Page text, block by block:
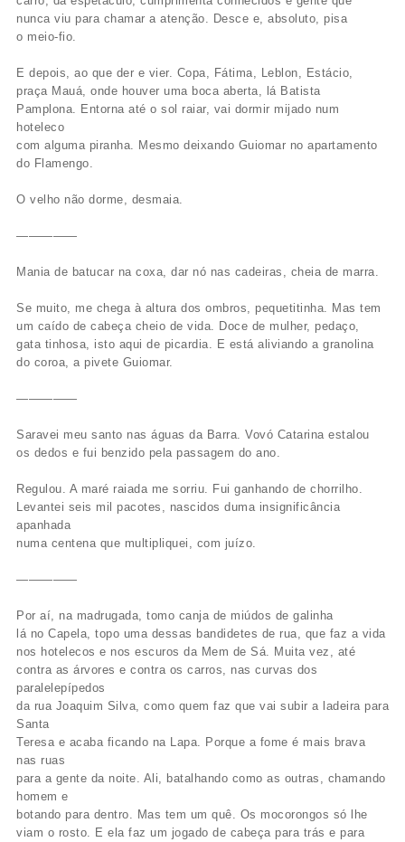
nunca viu para chamar a atenção. Desce e, absoluto, pisa
o meio-fio.
E depois, ao que der e vier. Copa, Fátima, Leblon, Estácio,
praça Mauá, onde houver uma boca aberta, lá Batista
Pamplona. Entorna até o sol raiar, vai dormir mijado num
hoteleco
com alguma piranha. Mesmo deixando Guiomar no apartamento
do Flamengo.
O velho não dorme, desmaia.
—————
Mania de batucar na coxa, dar nó nas cadeiras, cheia de marra.
Se muito, me chega à altura dos ombros, pequetitinha. Mas tem
um caído de cabeça cheio de vida. Doce de mulher, pedaço,
gata tinhosa, isto aqui de picardia. E está aliviando a granolina
do coroa, a pivete Guiomar.
—————
Saravei meu santo nas águas da Barra. Vovó Catarina estalou
os dedos e fui benzido pela passagem do ano.
Regulou. A maré raiada me sorriu. Fui ganhando de chorrilho.
Levantei seis mil pacotes, nascidos duma insignificância
apanhada
numa centena que multipliquei, com juízo.
—————
Por aí, na madrugada, tomo canja de miúdos de galinha
lá no Capela, topo uma dessas bandidetes de rua, que faz a vida
nos hotelecos e nos escuros da Mem de Sá. Muita vez, até
contra as árvores e contra os carros, nas curvas dos
paralelepípedos
da rua Joaquim Silva, como quem faz que vai subir a ladeira para
Santa
Teresa e acaba ficando na Lapa. Porque a fome é mais brava
nas ruas
para a gente da noite. Ali, batalhando como as outras, chamando
homem e
botando para dentro. Mas tem um quê. Os mocorongos só lhe
viam o rosto. E ela faz um jogado de cabeça para trás e para